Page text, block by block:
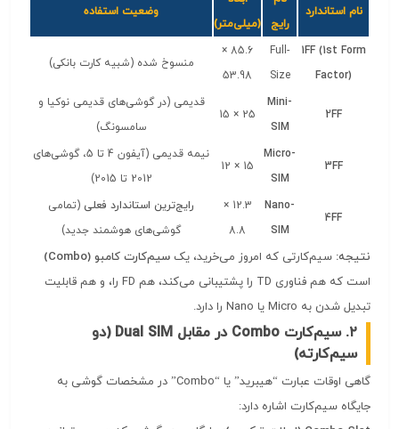
نام استاندارد
رایج
(میلی‌متر)
وضعیت استفاده
1FF (1st Form
Factor)
Full-
Size
85.6 ×
53.98
منسوخ شده (شبیه کارت بانکی)
2FF
Mini-
SIM
25 × 15
قدیمی (در گوشی‌های قدیمی نوکیا و
سامسونگ)
3FF
Micro-
SIM
15 × 12
نیمه قدیمی (آیفون 4 تا 5، گوشی‌های
2012 تا 2015)
4FF
Nano-
SIM
12.3 ×
8.8
رایج‌ترین استاندارد فعلی (تمامی
گوشی‌های هوشمند جدید)
نتیجه: سیم‌کارتی که امروز می‌خرید، یک سیم‌کارت کامبو (Combo)
است که هم فناوری TD را پشتیبانی می‌کند، هم FD را، و هم قابلیت
تبدیل شدن به Micro یا Nano را دارد.
۲. سیم‌کارت Combo در مقابل Dual SIM (دو
سیم‌کارته)
گاهی اوقات عبارت “هیبرید” یا “Combo” در مشخصات گوشی به
جایگاه سیم‌کارت اشاره دارد: